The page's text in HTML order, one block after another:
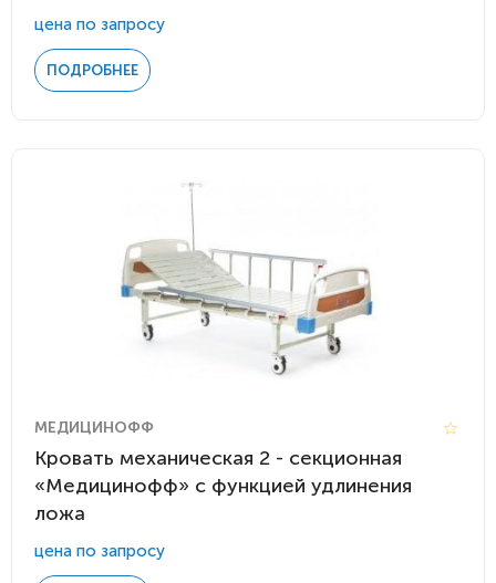
цена по запросу
ПОДРОБНЕЕ
МЕДИЦИНОФФ
Кровать механическая 2 - секционная
«Медицинофф» с функцией удлинения
ложа
цена по запросу